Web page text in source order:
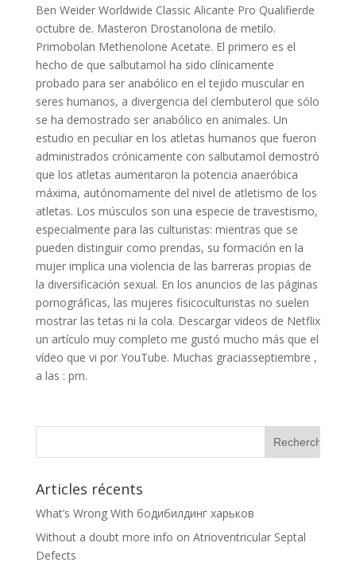
Ben Weider Worldwide Classic Alicante Pro Qualifierde
octubre de. Masteron Drostanolona de metilo.
Primobolan Methenolone Acetate. El primero es el
hecho de que salbutamol ha sido clínicamente
probado para ser anabólico en el tejido muscular en
seres humanos, a divergencia del clembuterol que sólo
se ha demostrado ser anabólico en animales. Un
estudio en peculiar en los atletas humanos que fueron
administrados crónicamente con salbutamol demostró
que los atletas aumentaron la potencia anaeróbica
máxima, autónomamente del nivel de atletismo de los
atletas. Los músculos son una especie de travestismo,
especialmente para las culturistas: mientras que se
pueden distinguir como prendas, su formación en la
mujer implica una violencia de las barreras propias de
la diversificación sexual. En los anuncios de las páginas
pornográficas, las mujeres fisicoculturistas no suelen
mostrar las tetas ni la cola. Descargar videos de Netflix
un artículo muy completo me gustó mucho más que el
vídeo que vi por YouTube. Muchas graciasseptiembre ,
a las : pm.
Articles récents
What’s Wrong With бодибилдинг харьков
Without a doubt more info on Atrioventricular Septal
Defects